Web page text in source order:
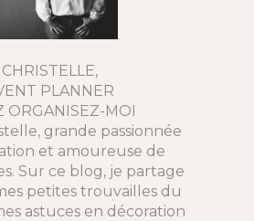
CHRISTELLE,
PLANNER
ORGANISEZ-MOI
grande passionnée
et amoureuse de
Sur ce blog, je partage
petites trouvailles du
astuces en décoration